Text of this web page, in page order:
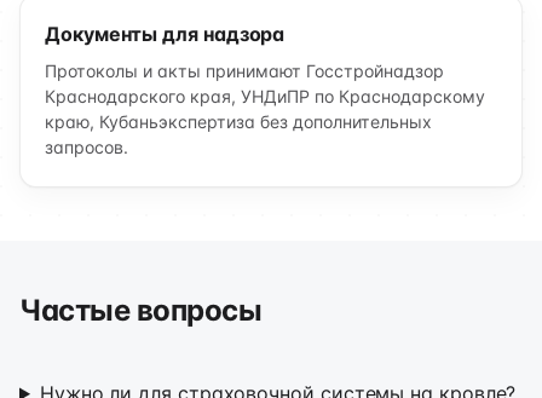
Документы для надзора
Протоколы и акты принимают Госстройнадзор
Краснодарского края, УНДиПР по Краснодарскому
краю, Кубаньэкспертиза без дополнительных
запросов.
Частые вопросы
Нужно ли для страховочной системы на кровле?